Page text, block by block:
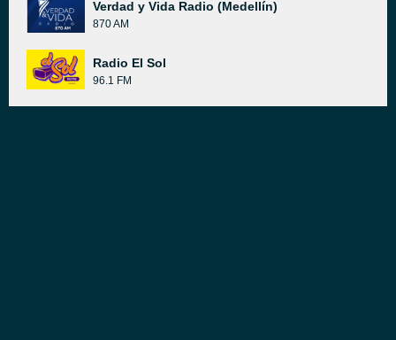
Verdad y Vida Radio (Medellín)
870 AM
Radio El Sol
96.1 FM